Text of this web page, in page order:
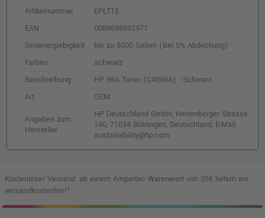
Artikelnummer
EPLT15
EAN
0088698592977
Seitenergiebigkeit
bis zu 5000 Seiten (Bei 5% Abdeckung)
Farben
schwarz
Beschreibung
HP 96A Toner (C4096A) · Schwarz
Art
OEM
Angaben zum
Hersteller
HP Deutschland GmbH, Herrenberger Strasse
140, 71034 Böblingen, Deutschland, E-Mail:
sustainability@hp.com
Kostenloser Versand: ab einem Ampertec Warenwert von 35€ liefern wir
versandkostenfrei!¹